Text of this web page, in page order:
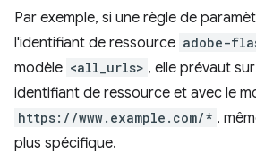
Par exemple, si une règle de
l'identifiant de ressource adobe-
modèle <all_urls> , elle prévaut
identifiant de ressource et avec le
https://www.example.com/* ,
plus spécifique.